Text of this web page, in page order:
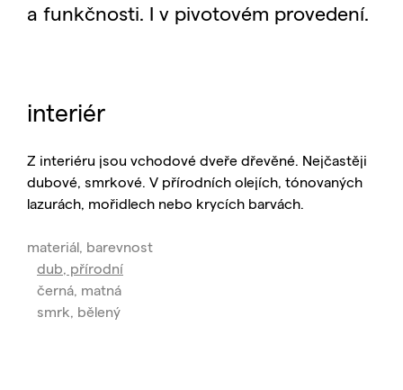
a funkčnosti. I v pivotovém provedení.
interiér
Z interiéru jsou vchodové dveře dřevěné. Nejčastěji
dubové, smrkové. V přírodních olejích, tónovaných
lazurách, mořidlech nebo krycích barvách.
materiál, barevnost
dub, přírodní
černá, matná
smrk, bělený